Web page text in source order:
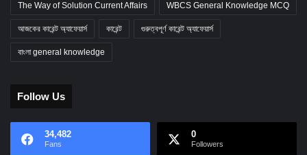
The Way of Solution Current Affairs WBCS General Knowledge MCQ
আজকের কারেন্ট অ্যাফেয়ার্স কারেন্ট গুরুত্বপূর্ণ কারেন্ট অ্যাফেয়ার্স
বাংলা general knowledge
Follow Us
34,482
Fans
0
Followers